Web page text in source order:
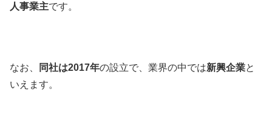
人事業主です。
なお、 同社は2017年の設立で、業界の中では新興企業と
いえます。